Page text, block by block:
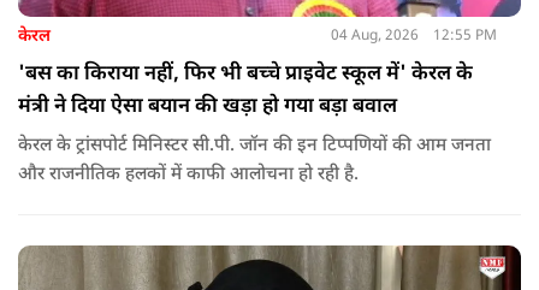
केरल 04 Aug, 2026 12:55 PM
'बस का किराया नहीं, फिर भी बच्चे प्राइवेट स्कूल में' केरल के
मंत्री ने दिया ऐसा बयान की खड़ा हो गया बड़ा बवाल
केरल के ट्रांसपोर्ट मिनिस्टर सी.पी. जॉन की इन टिप्पणियों की आम जनता
और राजनीतिक हलकों में काफी आलोचना हो रही है.